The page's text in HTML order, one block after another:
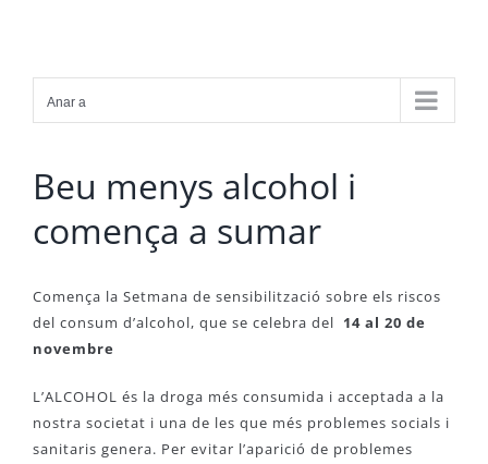
Anar a
Beu menys alcohol i
comença a sumar
Comença la Setmana de sensibilització sobre els riscos
del consum d’alcohol, que se celebra del 14 al 20 de
novembre
L’ALCOHOL és la droga més consumida i acceptada a la
nostra societat i una de les que més problemes socials i
sanitaris genera. Per evitar l’aparició de problemes